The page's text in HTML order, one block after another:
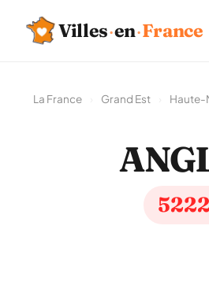
Villes·en·France
La France Grand Est Haute-